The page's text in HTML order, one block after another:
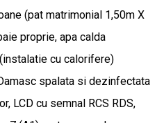
(pat matrimonial 1,50m X
proprie, apa calda
cu calorifere)
spalata si dezinfectata
LCD cu semnal RCS RDS,